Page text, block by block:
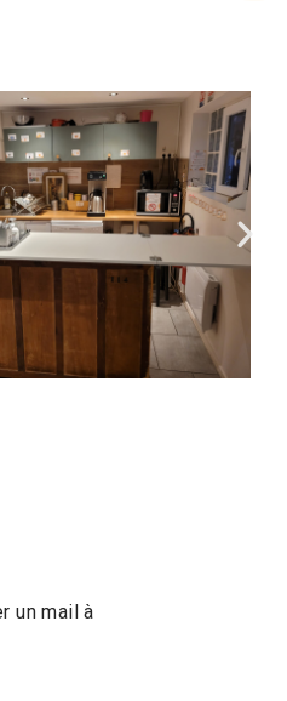
un mail à